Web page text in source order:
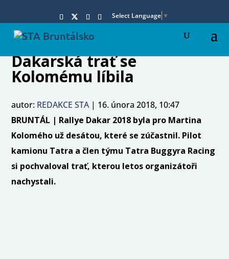
Select Language ▼
Dakarská trať se
Kolomému líbila
autor: REDAKCE STA| 16. února 2018, 10:47
BRUNTÁL | Rallye Dakar 2018 byla pro Martina
Kolomého už desátou, které se zúčastnil. Pilot
kamionu Tatra a člen týmu Tatra Buggyra Racing
si pochvaloval trať, kterou letos organizátoři
nachystali.